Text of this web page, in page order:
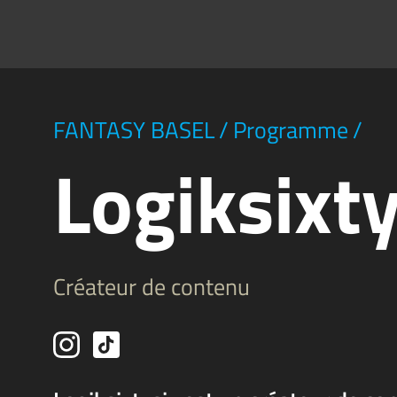
FANTASY BASEL/ Programme/
Créateur de contenu